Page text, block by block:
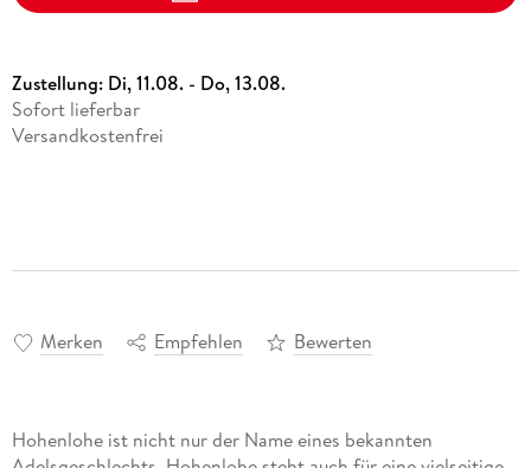
Zustellung: Di, 11.08. - Do, 13.08.
Sofort lieferbar
Versandkostenfrei
Merken Empfehlen Bewerten
Hohenlohe ist nicht nur der Name eines bekannten